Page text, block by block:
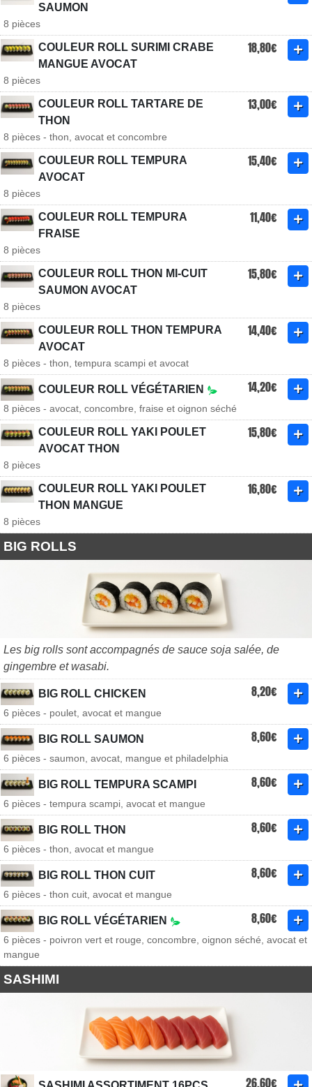
SAUMON
8 pièces
COULEUR ROLL SURIMI CRABE
MANGUE AVOCAT
18,80€
8 pièces
COULEUR ROLL TARTARE DE
THON
13,00€
8 pièces - thon, avocat et concombre
COULEUR ROLL TEMPURA
AVOCAT
15,40€
8 pièces
COULEUR ROLL TEMPURA
FRAISE
11,40€
8 pièces
COULEUR ROLL THON MI-CUIT
SAUMON AVOCAT
15,80€
8 pièces
COULEUR ROLL THON TEMPURA
AVOCAT
14,40€
8 pièces - thon, tempura scampi et avocat
COULEUR ROLL VÉGÉTARIEN 14,20€
8 pièces - avocat, concombre, fraise et oignon séché
COULEUR ROLL YAKI POULET
AVOCAT THON
15,80€
8 pièces
COULEUR ROLL YAKI POULET
THON MANGUE
16,80€
8 pièces
BIG ROLLS
Les big rolls sont accompagnés de sauce soja salée, de
gingembre et wasabi.
BIG ROLL CHICKEN 8,20€
6 pièces - poulet, avocat et mangue
BIG ROLL SAUMON 8,60€
6 pièces - saumon, avocat, mangue et philadelphia
BIG ROLL TEMPURA SCAMPI 8,60€
6 pièces - tempura scampi, avocat et mangue
BIG ROLL THON 8,60€
6 pièces - thon, avocat et mangue
BIG ROLL THON CUIT 8,60€
6 pièces - thon cuit, avocat et mangue
BIG ROLL VÉGÉTARIEN 8,60€
6 pièces - poivron vert et rouge, concombre, oignon séché, avocat et
mangue
SASHIMI
26,60€